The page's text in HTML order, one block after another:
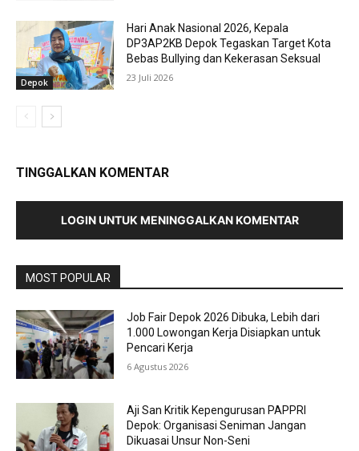
Depok
Hari Anak Nasional 2026, Kepala
DP3AP2KB Depok Tegaskan Target Kota
Bebas Bullying dan Kekerasan Seksual
23 Juli 2026
TINGGALKAN KOMENTAR
LOGIN UNTUK MENINGGALKAN KOMENTAR
MOST POPULAR
Job Fair Depok 2026 Dibuka, Lebih dari
1.000 Lowongan Kerja Disiapkan untuk
Pencari Kerja
6 Agustus 2026
Aji San Kritik Kepengurusan PAPPRI
Depok: Organisasi Seniman Jangan
Dikuasai Unsur Non-Seni